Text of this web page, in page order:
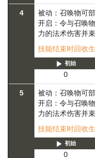
4 被动：召唤物可
开启：令与召唤
力的法术伤害并
技能结束时回收
初始
0
5 被动：召唤物可
开启：令与召唤
力的法术伤害并
技能结束时回收
初始
0